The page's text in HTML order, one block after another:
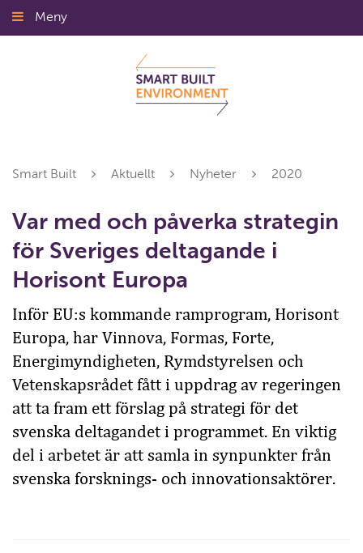
Gå
till
Meny
Smart Built Aktuellt Nyheter 2020
Var med och påverka strategin
för Sveriges deltagande i
Horisont Europa
Inför EU:s kommande ramprogram, Horisont
Europa, har Vinnova, Formas, Forte,
Energimyndigheten, Rymdstyrelsen och
Vetenskapsrådet fått i uppdrag av regeringen
att ta fram ett förslag på strategi för det
svenska deltagandet i programmet. En viktig
del i arbetet är att samla in synpunkter från
svenska forsknings- och innovationsaktörer.